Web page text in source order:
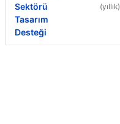
Sektörü
Tasarım
Desteği
(yıllık)